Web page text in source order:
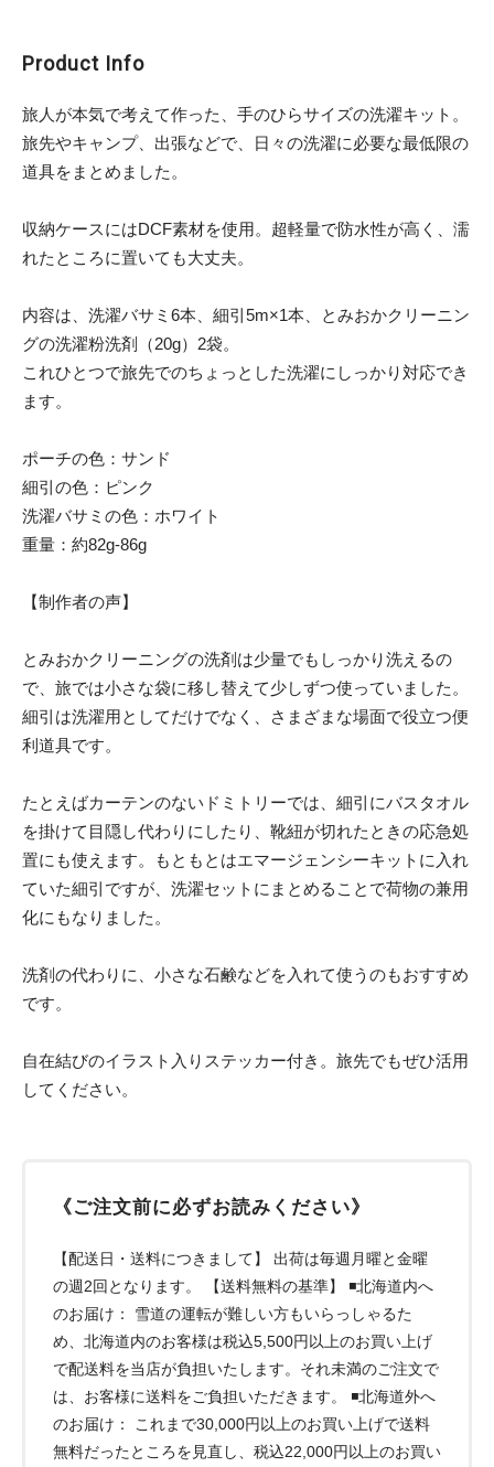
Product Info
旅人が本気で考えて作った、手のひらサイズの洗濯キット。
旅先やキャンプ、出張などで、日々の洗濯に必要な最低限の
道具をまとめました。
収納ケースにはDCF素材を使用。超軽量で防水性が高く、濡
れたところに置いても大丈夫。
内容は、洗濯バサミ6本、細引5m×1本、とみおかクリーニン
グの洗濯粉洗剤（20g）2袋。
これひとつで旅先でのちょっとした洗濯にしっかり対応でき
ます。
ポーチの色：サンド
細引の色：ピンク
洗濯バサミの色：ホワイト
重量：約82g-86g
【制作者の声】
とみおかクリーニングの洗剤は少量でもしっかり洗えるの
で、旅では小さな袋に移し替えて少しずつ使っていました。
細引は洗濯用としてだけでなく、さまざまな場面で役立つ便
利道具です。
たとえばカーテンのないドミトリーでは、細引にバスタオル
を掛けて目隠し代わりにしたり、靴紐が切れたときの応急処
置にも使えます。もともとはエマージェンシーキットに入れ
ていた細引ですが、洗濯セットにまとめることで荷物の兼用
化にもなりました。
洗剤の代わりに、小さな石鹸などを入れて使うのもおすすめ
です。
自在結びのイラスト入りステッカー付き。旅先でもぜひ活用
してください。
《ご注文前に必ずお読みください》
【配送日・送料につきまして】 出荷は毎週月曜と金曜
の週2回となります。 【送料無料の基準】 ◾️北海道内へ
のお届け： 雪道の運転が難しい方もいらっしゃるた
め、北海道内のお客様は税込5,500円以上のお買い上げ
で配送料を当店が負担いたします。それ未満のご注文で
は、お客様に送料をご負担いただきます。 ◾️北海道外へ
のお届け： これまで30,000円以上のお買い上げで送料
無料だったところを見直し、税込22,000円以上のお買い